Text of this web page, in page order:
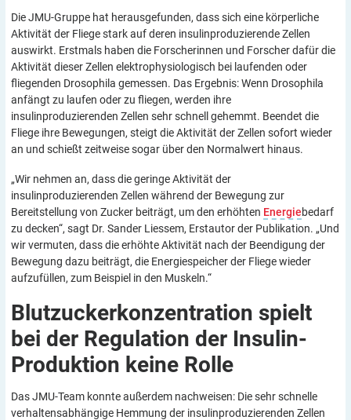
Die JMU-Gruppe hat herausgefunden, dass sich eine körperliche
Aktivität der Fliege stark auf deren insulinproduzierende Zellen
auswirkt. Erstmals haben die Forscherinnen und Forscher dafür die
Aktivität dieser Zellen elektrophysiologisch bei laufenden oder
fliegenden Drosophila gemessen. Das Ergebnis: Wenn Drosophila
anfängt zu laufen oder zu fliegen, werden ihre
insulinproduzierenden Zellen sehr schnell gehemmt. Beendet die
Fliege ihre Bewegungen, steigt die Aktivität der Zellen sofort wieder
an und schießt zeitweise sogar über den Normalwert hinaus.
„Wir nehmen an, dass die geringe Aktivität der
insulinproduzierenden Zellen während der Bewegung zur
Bereitstellung von Zucker beiträgt, um den erhöhten Energiebedarf
zu decken“, sagt Dr. Sander Liessem, Erstautor der Publikation. „Und
wir vermuten, dass die erhöhte Aktivität nach der Beendigung der
Bewegung dazu beiträgt, die Energiespeicher der Fliege wieder
aufzufüllen, zum Beispiel in den Muskeln.“
Blutzuckerkonzentration spielt
bei der Regulation der Insulin-
Produktion keine Rolle
Das JMU-Team konnte außerdem nachweisen: Die sehr schnelle
verhaltensabhängige Hemmung der insulinproduzierenden Zellen